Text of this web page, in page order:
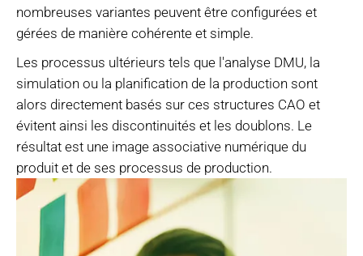
nombreuses variantes peuvent être configurées et
gérées de manière cohérente et simple.
Les processus ultérieurs tels que l'analyse DMU, la
simulation ou la planification de la production sont
alors directement basés sur ces structures CAO et
évitent ainsi les discontinuités et les doublons. Le
résultat est une image associative numérique du
produit et de ses processus de production.